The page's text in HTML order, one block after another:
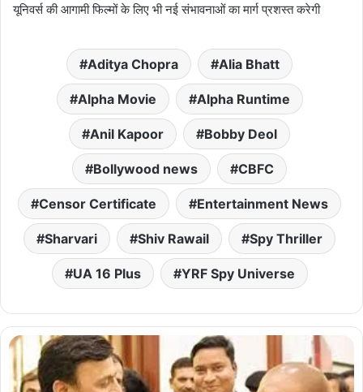
यूनिवर्स की आगामी फिल्मों के लिए भी नई संभावनाओं का मार्ग प्रशस्त करेगी
Aditya Chopra Alia Bhatt
Alpha Movie Alpha Runtime
Anil Kapoor Bobby Deol
Bollywood news CBFC
Censor Certificate Entertainment News
Sharvari Shiv Rawail Spy Thriller
UA 16 Plus YRF Spy Universe